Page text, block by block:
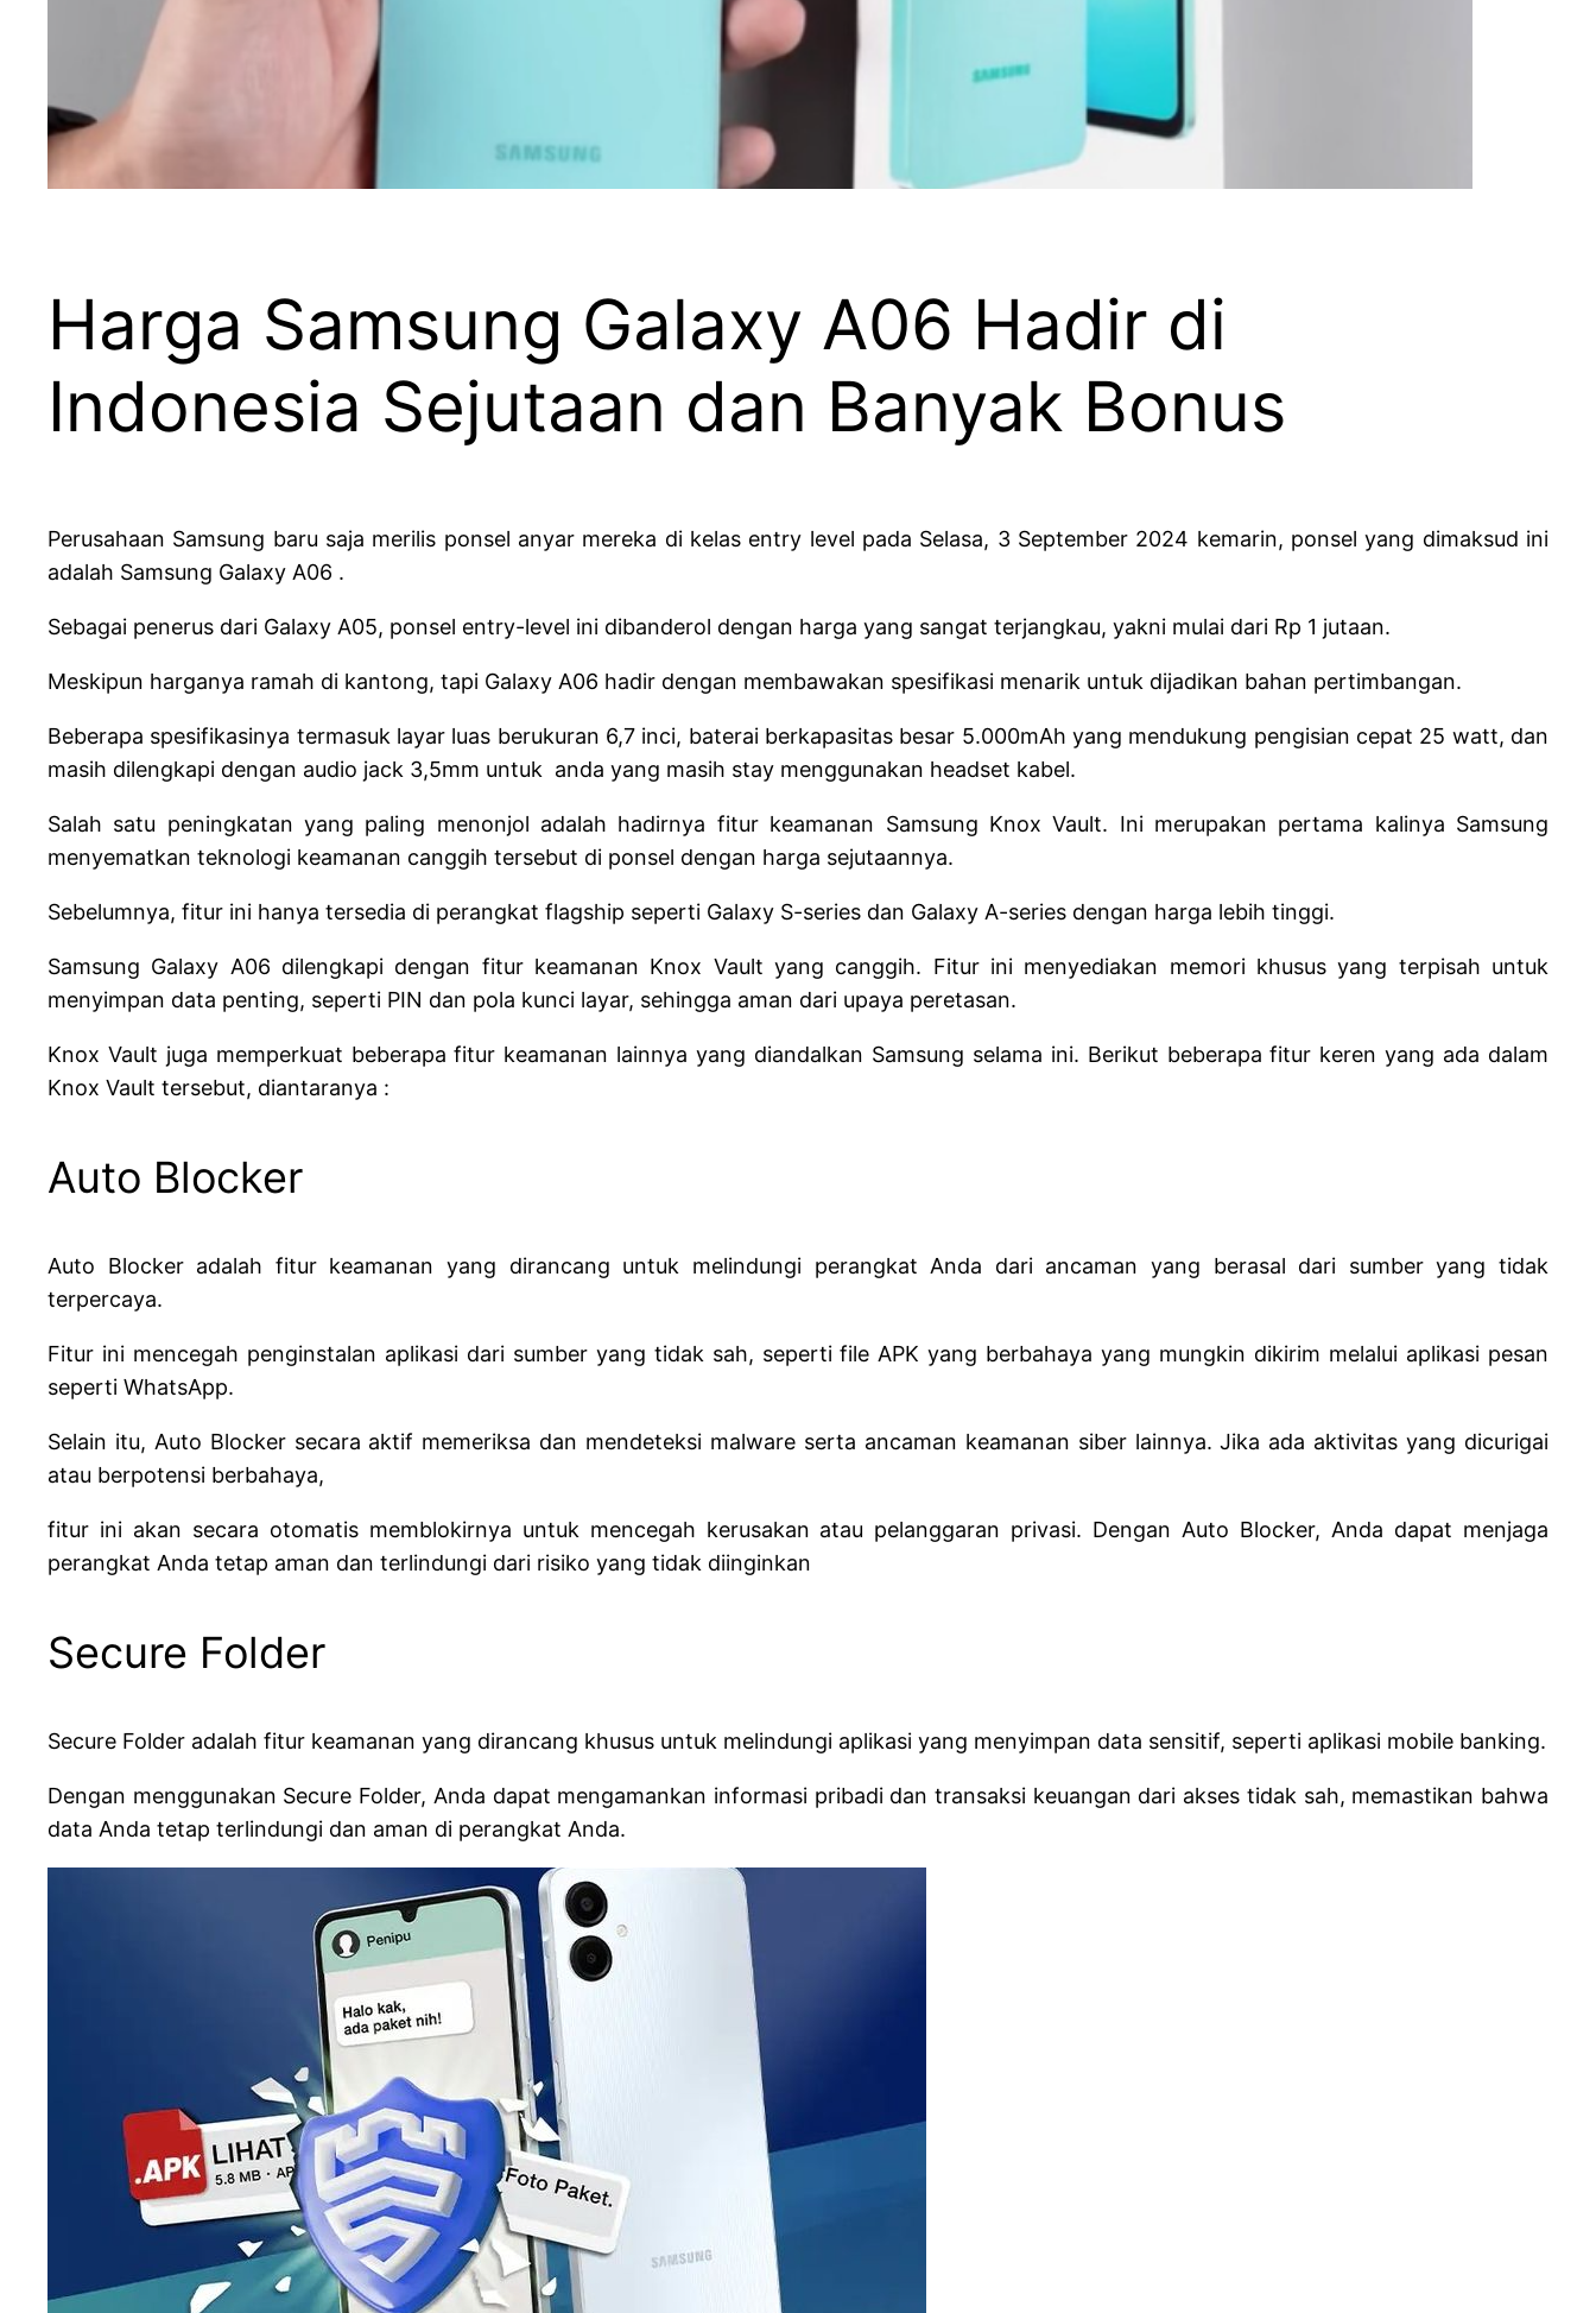
Harga Samsung Galaxy A06 Hadir di
Indonesia Sejutaan dan Banyak Bonus
Perusahaan Samsung baru saja merilis ponsel anyar mereka di kelas entry level pada Selasa, 3 September 2024 kemarin, ponsel yang dimaksud ini
adalah Samsung Galaxy A06 .
Sebagai penerus dari Galaxy A05, ponsel entry-level ini dibanderol dengan harga yang sangat terjangkau, yakni mulai dari Rp 1 jutaan.
Meskipun harganya ramah di kantong, tapi Galaxy A06 hadir dengan membawakan spesifikasi menarik untuk dijadikan bahan pertimbangan.
Beberapa spesifikasinya termasuk layar luas berukuran 6,7 inci, baterai berkapasitas besar 5.000mAh yang mendukung pengisian cepat 25 watt, dan
masih dilengkapi dengan audio jack 3,5mm untuk anda yang masih stay menggunakan headset kabel.
Salah satu peningkatan yang paling menonjol adalah hadirnya fitur keamanan Samsung Knox Vault. Ini merupakan pertama kalinya Samsung
menyematkan teknologi keamanan canggih tersebut di ponsel dengan harga sejutaannya.
Sebelumnya, fitur ini hanya tersedia di perangkat flagship seperti Galaxy S-series dan Galaxy A-series dengan harga lebih tinggi.
Samsung Galaxy A06 dilengkapi dengan fitur keamanan Knox Vault yang canggih. Fitur ini menyediakan memori khusus yang terpisah untuk
menyimpan data penting, seperti PIN dan pola kunci layar, sehingga aman dari upaya peretasan.
Knox Vault juga memperkuat beberapa fitur keamanan lainnya yang diandalkan Samsung selama ini. Berikut beberapa fitur keren yang ada dalam
Knox Vault tersebut, diantaranya :
Auto Blocker
Auto Blocker adalah fitur keamanan yang dirancang untuk melindungi perangkat Anda dari ancaman yang berasal dari sumber yang tidak
terpercaya.
Fitur ini mencegah penginstalan aplikasi dari sumber yang tidak sah, seperti file APK yang berbahaya yang mungkin dikirim melalui aplikasi pesan
seperti WhatsApp.
Selain itu, Auto Blocker secara aktif memeriksa dan mendeteksi malware serta ancaman keamanan siber lainnya. Jika ada aktivitas yang dicurigai
atau berpotensi berbahaya,
fitur ini akan secara otomatis memblokirnya untuk mencegah kerusakan atau pelanggaran privasi. Dengan Auto Blocker, Anda dapat menjaga
perangkat Anda tetap aman dan terlindungi dari risiko yang tidak diinginkan
Secure Folder
Secure Folder adalah fitur keamanan yang dirancang khusus untuk melindungi aplikasi yang menyimpan data sensitif, seperti aplikasi mobile banking.
Dengan menggunakan Secure Folder, Anda dapat mengamankan informasi pribadi dan transaksi keuangan dari akses tidak sah, memastikan bahwa
data Anda tetap terlindungi dan aman di perangkat Anda.